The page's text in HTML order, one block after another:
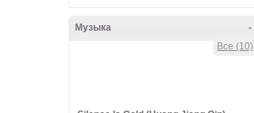
-
Музыка
Все (10)